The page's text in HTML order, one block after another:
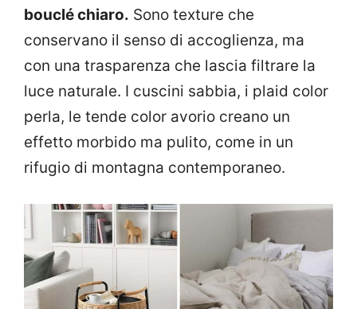
bouclé chiaro. Sono texture che
conservano il senso di accoglienza, ma
con una trasparenza che lascia filtrare la
luce naturale. I cuscini sabbia, i plaid color
perla, le tende color avorio creano un
effetto morbido ma pulito, come in un
rifugio di montagna contemporaneo.